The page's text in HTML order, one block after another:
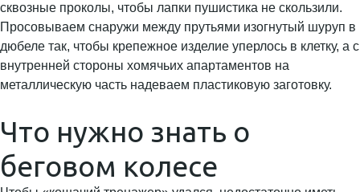
сквозные проколы, чтобы лапки пушистика не скользили.
Просовываем снаружи между прутьями изогнутый шуруп в
дюбеле так, чтобы крепежное изделие уперлось в клетку, а с
внутренней стороны хомячьих апартаментов на
металлическую часть надеваем пластиковую заготовку.
Что нужно знать о
беговом колесе